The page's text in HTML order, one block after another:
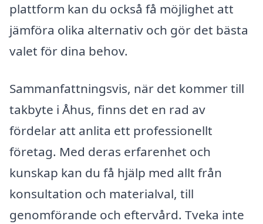
plattform kan du också få möjlighet att
jämföra olika alternativ och gör det bästa
valet för dina behov.
Sammanfattningsvis, när det kommer till
takbyte i Åhus, finns det en rad av
fördelar att anlita ett professionellt
företag. Med deras erfarenhet och
kunskap kan du få hjälp med allt från
konsultation och materialval, till
genomförande och eftervård. Tveka inte